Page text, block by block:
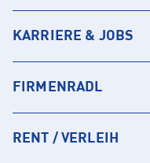
KARRIERE & JOBS
FIRMENRADL
RENT / VERLEIH